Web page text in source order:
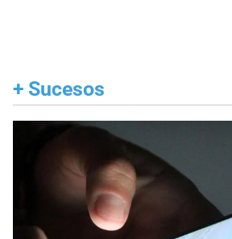
+ Sucesos